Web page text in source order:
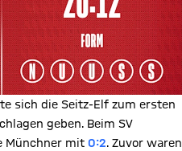
sich die Seitz-Elf zum ersten
geben. Beim SV
Münchner mit 0:2. Zuvor waren